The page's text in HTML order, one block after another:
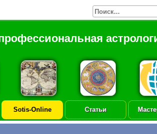
Sotis-Online Статьи